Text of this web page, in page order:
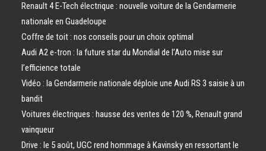
Renault 4 E-Tech électrique : nouvelle voiture de la Gendarmerie
nationale en Guadeloupe
Coffre de toit : nos conseils pour un choix optimal
Audi A2 e-tron : la future star du Mondial de l’Auto mise sur
l’efficience totale
Vidéo : la Gendarmerie nationale déploie une Audi RS 3 saisie à un
bandit
Voitures électriques : hausse des ventes de 120 %, Renault grand
vainqueur
Drive : le 5 août, UGC rend hommage à Kavinsky en ressortant le